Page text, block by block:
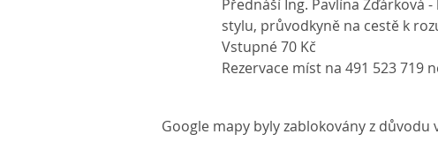
Přednáší Ing. Pavlína Žďárková
stylu, průvodkyně na cestě k
Vstupné 70 Kč
Rezervace míst na 491 523
Google mapy byly zablokovány z